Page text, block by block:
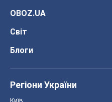
OBOZ.UA
Світ
Блоги
Регіони України
Київ